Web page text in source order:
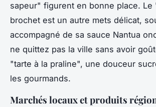
sapeur" figurent en bonne place.
brochet est un autre mets délicat,
accompagné de sa sauce Nantua
ne quittez pas la ville sans avoir
"tarte à la praline", une douceur
les gourmands.
Marchés locaux et produits